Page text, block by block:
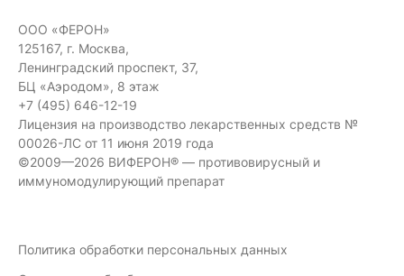
ООО «ФЕРОН»
125167, г. Москва,
Ленинградский проспект, 37,
БЦ «Аэродом», 8 этаж
+7 (495) 646-12-19
Лицензия на производство лекарственных средств №
00026-ЛС от 11 июня 2019 года
©2009—2026 ВИФЕРОН® — противовирусный и
иммуномодулирующий препарат
Политика обработки персональных данных